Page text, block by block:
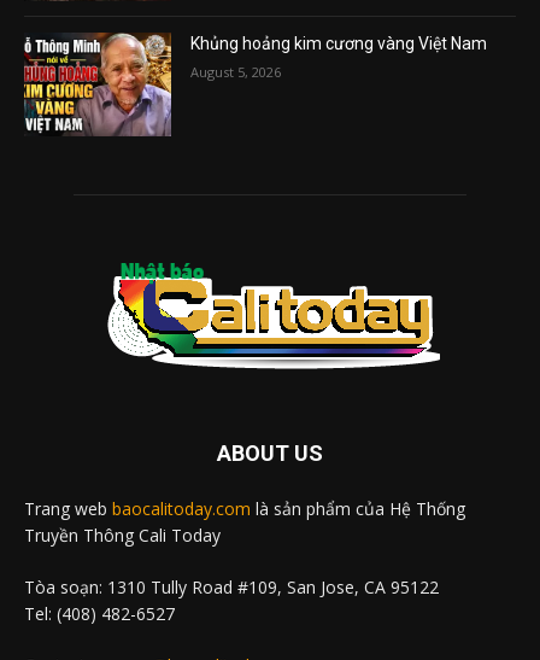
Khủng hoảng kim cương vàng Việt Nam
August 5, 2026
ABOUT US
Trang web baocalitoday.com là sản phẩm của Hệ Thống
Truyền Thông Cali Today
Tòa soạn: 1310 Tully Road #109, San Jose, CA 95122
Tel: (408) 482-6527